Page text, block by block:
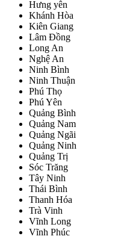
Hưng yên
Khánh Hòa
Kiên Giang
Lâm Đồng
Long An
Nghệ An
Ninh Bình
Ninh Thuận
Phú Thọ
Phú Yên
Quảng Bình
Quảng Nam
Quảng Ngãi
Quảng Ninh
Quảng Trị
Sóc Trăng
Tây Ninh
Thái Bình
Thanh Hóa
Trà Vinh
Vĩnh Long
Vĩnh Phúc